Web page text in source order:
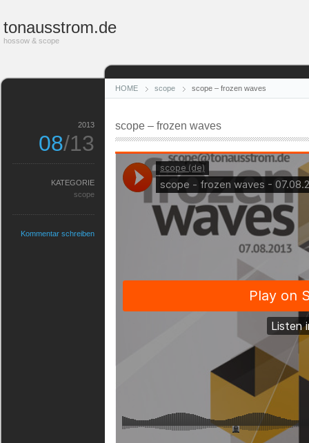
tonausstrom.de
hossow & scope
HOME scope scope – frozen waves
scope – frozen waves
2013
08/13
KATEGORIE
scope
Kommentar schreiben